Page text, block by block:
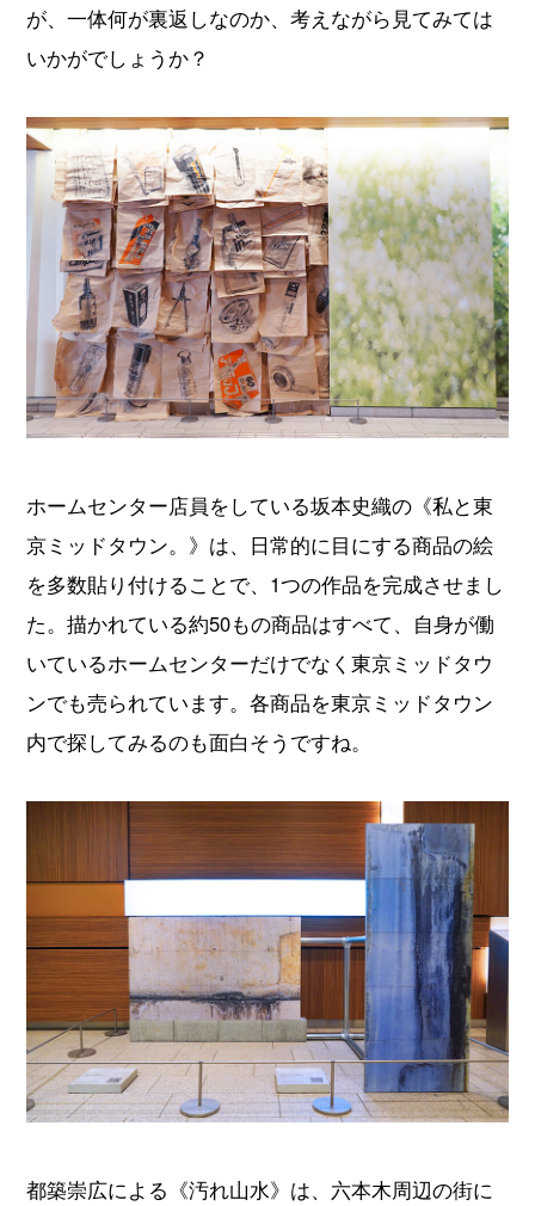
が、一体何が裏返しなのか、考えながら見てみては
いかがでしょうか？
ホームセンター店員をしている坂本史織の《私と東
京ミッドタウン。》は、日常的に目にする商品の絵
を多数貼り付けることで、1つの作品を完成させまし
た。描かれている約50もの商品はすべて、自身が働
いているホームセンターだけでなく東京ミッドタウ
ンでも売られています。各商品を東京ミッドタウン
内で探してみるのも面白そうですね。
都築崇広による《汚れ山水》は、六本木周辺の街に